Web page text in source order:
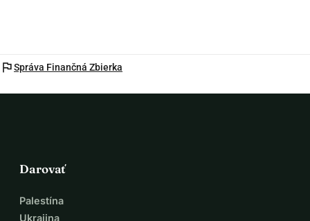
flagSpráva Finančná Zbierka
Darovať
Palestína
Ukrajina